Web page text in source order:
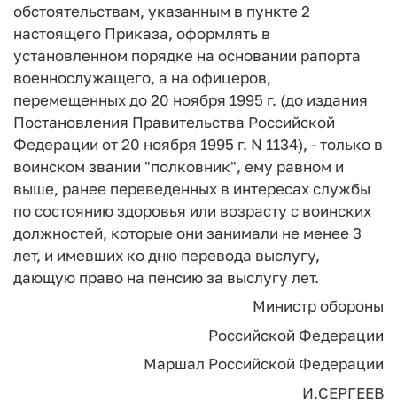
обстоятельствам, указанным в пункте 2
настоящего Приказа, оформлять в
установленном порядке на основании рапорта
военнослужащего, а на офицеров,
перемещенных до 20 ноября 1995 г. (до издания
Постановления Правительства Российской
Федерации от 20 ноября 1995 г. N 1134), - только в
воинском звании "полковник", ему равном и
выше, ранее переведенных в интересах службы
по состоянию здоровья или возрасту с воинских
должностей, которые они занимали не менее 3
лет, и имевших ко дню перевода выслугу,
дающую право на пенсию за выслугу лет.
Министр обороны
Российской Федерации
Маршал Российской Федерации
И.СЕРГЕЕВ